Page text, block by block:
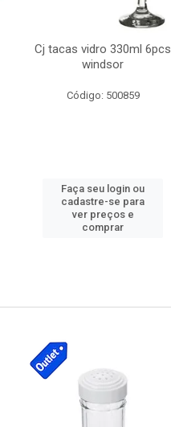
Cj tacas vidro 330ml 6pcs
windsor
Código: 500859
Faça seu login ou
cadastre-se para
ver preços e
comprar